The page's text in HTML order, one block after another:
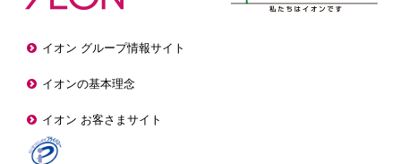
イオン グループ情報サイト
イオンの基本理念
イオン お客さまサイト